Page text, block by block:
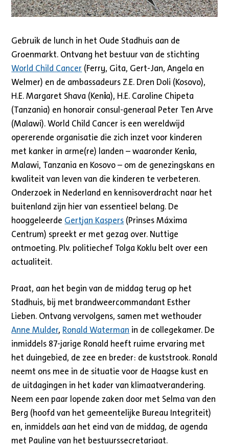
Gebruik de lunch in het Oude Stadhuis aan de
Groenmarkt. Ontvang het bestuur van de stichting
World Child Cancer (Ferry, Gita, Gert-Jan, Angela en
Welmer) en de ambassadeurs Z.E. Dren Doli (Kosovo),
H.E. Margaret Shava (Kenia), H.E. Caroline Chipeta
(Tanzania) en honorair consul-generaal Peter Ten Arve
(Malawi). World Child Cancer is een wereldwijd
opererende organisatie die zich inzet voor kinderen
met kanker in arme(re) landen – waaronder Kenia,
Malawi, Tanzania en Kosovo – om de genezingskans en
kwaliteit van leven van die kinderen te verbeteren.
Onderzoek in Nederland en kennisoverdracht naar het
buitenland zijn hier van essentieel belang. De
hooggeleerde Gertjan Kaspers (Prinses Máxima
Centrum) spreekt er met gezag over. Nuttige
ontmoeting. Plv. politiechef Tolga Koklu belt over een
actualiteit.
Praat, aan het begin van de middag terug op het
Stadhuis, bij met brandweercommandant Esther
Lieben. Ontvang vervolgens, samen met wethouder
Anne Mulder, Ronald Waterman in de collegekamer. De
inmiddels 87-jarige Ronald heeft ruime ervaring met
het duingebied, de zee en breder: de kuststrook. Ronald
neemt ons mee in de situatie voor de Haagse kust en
de uitdagingen in het kader van klimaatverandering.
Neem een paar lopende zaken door met Selma van den
Berg (hoofd van het gemeentelijke Bureau Integriteit)
en, inmiddels aan het eind van de middag, de agenda
met Pauline van het bestuurssecretariaat.